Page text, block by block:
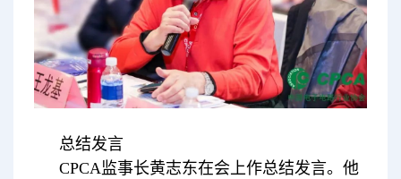
总结发言
CPCA监事长黄志东在会上作总结发言。他